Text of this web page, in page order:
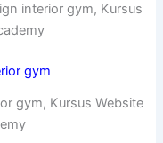
interior gym, Kursus
gym, Kursus Website